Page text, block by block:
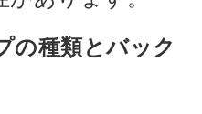
の種類とバック